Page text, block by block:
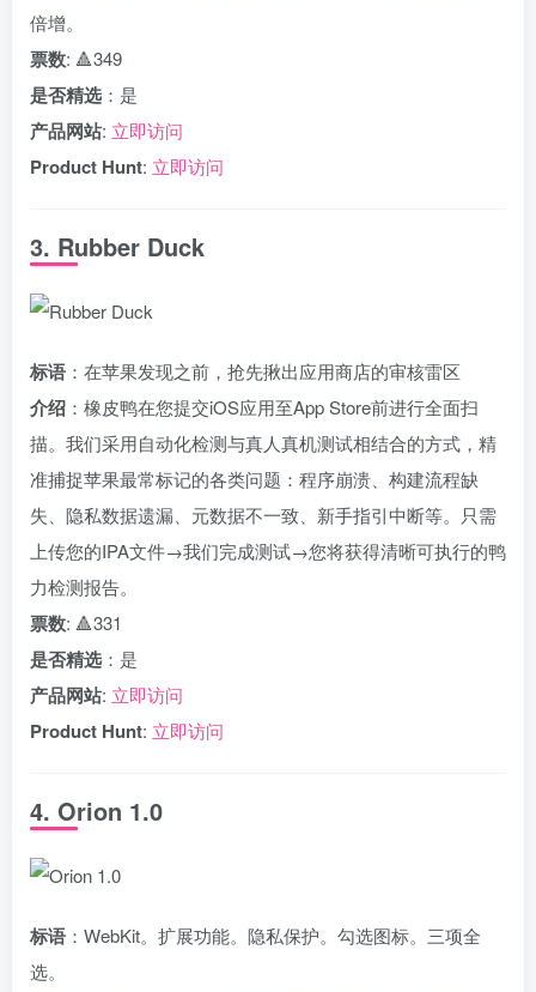
倍增。
票数: 🔺349
是否精选 ：是
产品网站: 立即访问
Product Hunt: 立即访问
3. Rubber Duck
标语 ：在苹果发现之前，抢先揪出应用商店的审核雷区
介绍 ：橡皮鸭在您提交iOS应用至App Store前进行全面扫
描。我们采用自动化检测与真人真机测试相结合的方式，精
准捕捉苹果最常标记的各类问题：程序崩溃、构建流程缺
失、隐私数据遗漏、元数据不一致、新手指引中断等。只需
上传您的IPA文件→我们完成测试→您将获得清晰可执行的鸭
力检测报告。
票数: 🔺331
是否精选 ：是
产品网站: 立即访问
Product Hunt: 立即访问
4. Orion 1.0
标语 ：WebKit。扩展功能。隐私保护。勾选图标。三项全
选。